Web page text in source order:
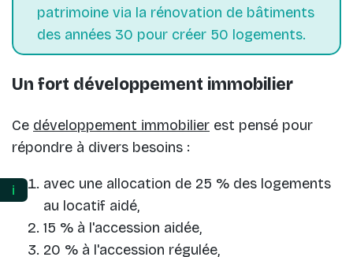
patrimoine via la rénovation de bâtiments
des années 30 pour créer 50 logements.
Un fort développement immobilier
Ce développement immobilier est pensé pour
répondre à divers besoins :
avec une allocation de 25 % des logements
au locatif aidé,
15 % à l'accession aidée,
20 % à l'accession régulée,
ℹ️